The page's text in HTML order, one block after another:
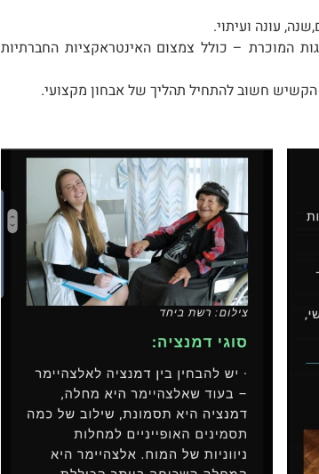
עונה ועיתוי.
המוכרת – כולל צמצום האינטראקציות החברתיות
חשוב להתחיל תהליך של אבחון מקצועי.